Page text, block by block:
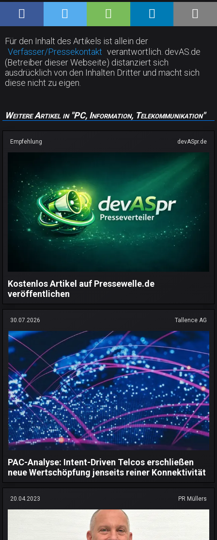
Für den Inhalt des Artikels ist allein der
Verfasser/Pressekontakt verantwortlich. devAS.de
(Betreiber dieser Webseite) distanziert sich
ausdrücklich von den Inhalten Dritter und macht sich
diese nicht zu eigen.
Weitere Artikel in "PC, Information, Telekommunikation"
Empfehlung devASpr.de
Kostenlos Artikel auf Pressewelle.de
veröffentlichen
30.07.2026 Tallence AG
PAC-Analyse: Intent-Driven Telcos erschließen
neue Wertschöpfung jenseits reiner Konnektivität
20.04.2023 PR Müllers